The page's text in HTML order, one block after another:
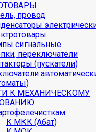
провод
сигнальные
переключатели
(пускатели)
К МЕХАНИЧЕСКОМУ
К МКК (Абат)